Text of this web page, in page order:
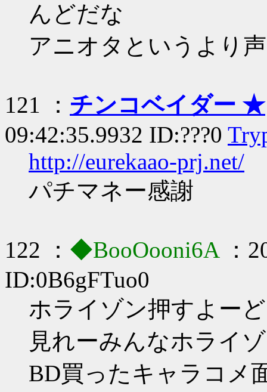
んどだな
アニオタというより
121 ： チンコベイダー ★
09:42:35.9932 ID:???0
http://eurekaao-prj.net/
パチマネー感謝
122 ： ◆BooOooni6A
：
ID:0B6gFTuo0
ホライゾン押すよー
見れーみんなホライ
BD買ったキャラコメ